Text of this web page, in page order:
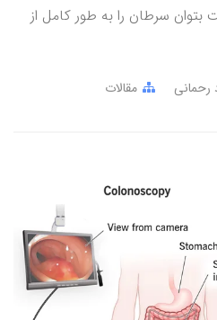
سرطان را به طور کامل از
رحمانی مقالات